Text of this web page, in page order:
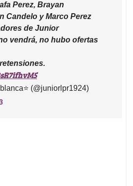
Perez, Brayan
Candelo y Marco Perez
de Junior
vendrá, no hubo ofertas
(@juniorlpr1924)